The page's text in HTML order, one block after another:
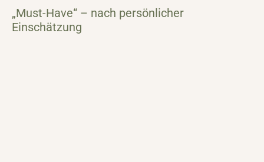
„Must-Have“ – nach persönlicher
Einschätzung